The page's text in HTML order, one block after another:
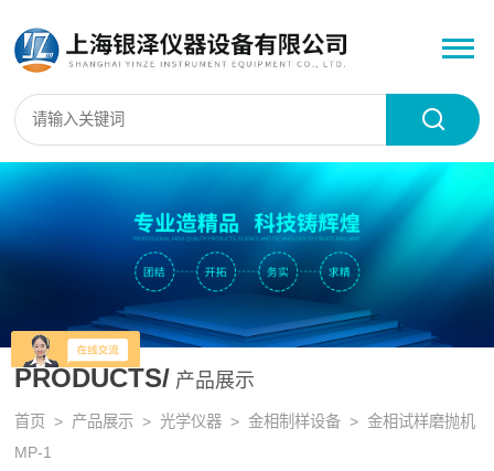
PRODUCTS/ 产品展示
首页 > 产品展示 > 光学仪器 >金相制样设备 > 金相试样磨抛机
MP-1